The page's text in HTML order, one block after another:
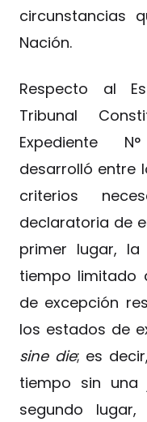
circunstancias
Nación.
Respecto al
Tribunal
Expediente
desarrolló entre
criterios
declaratoria de
primer lugar,
tiempo limitado
de excepción
los estados de
sine die; es
tiempo sin una
segundo